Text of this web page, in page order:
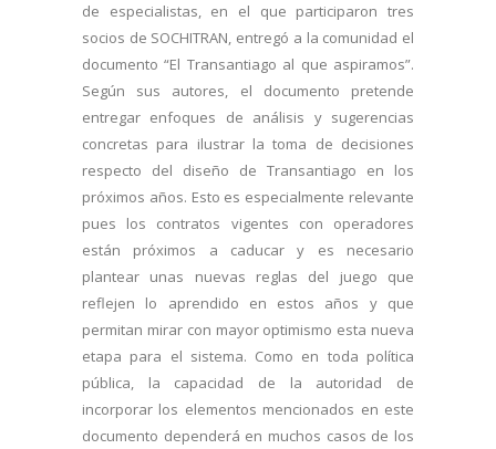
de especialistas, en el que participaron tres
socios de SOCHITRAN, entregó a la comunidad el
documento “El Transantiago al que aspiramos”.
Según sus autores, el documento pretende
entregar enfoques de análisis y sugerencias
concretas para ilustrar la toma de decisiones
respecto del diseño de Transantiago en los
próximos años. Esto es especialmente relevante
pues los contratos vigentes con operadores
están próximos a caducar y es necesario
plantear unas nuevas reglas del juego que
reflejen lo aprendido en estos años y que
permitan mirar con mayor optimismo esta nueva
etapa para el sistema. Como en toda política
pública, la capacidad de la autoridad de
incorporar los elementos mencionados en este
documento dependerá en muchos casos de los